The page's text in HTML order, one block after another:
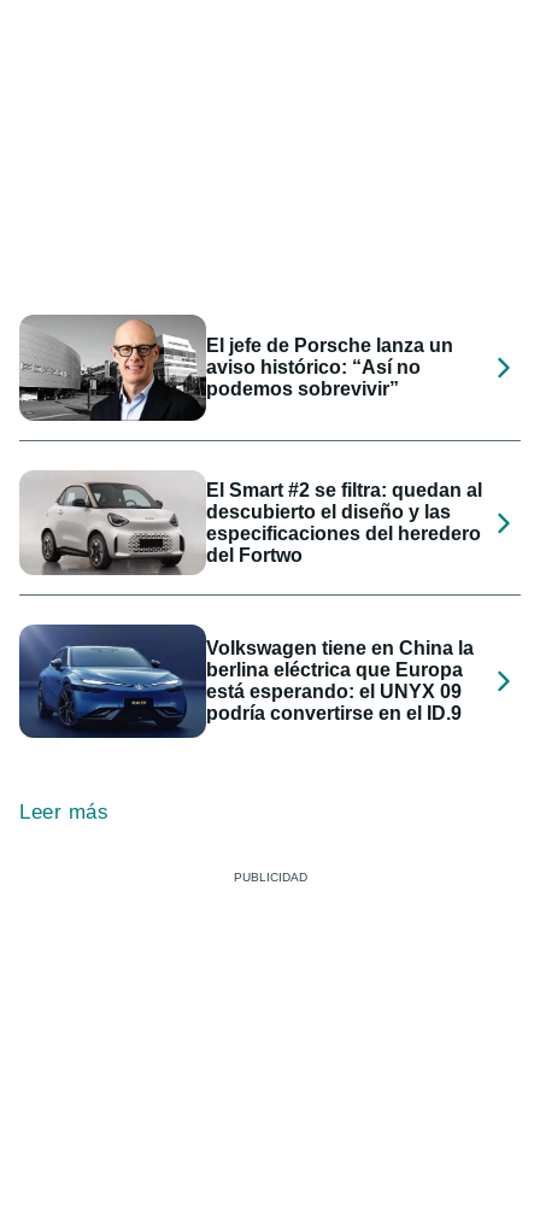
El jefe de Porsche lanza un
aviso histórico: “Así no
podemos sobrevivir”
El Smart #2 se filtra: quedan al
descubierto el diseño y las
especificaciones del heredero
del Fortwo
Volkswagen tiene en China la
berlina eléctrica que Europa
está esperando: el UNYX 09
podría convertirse en el ID.9
Leer más